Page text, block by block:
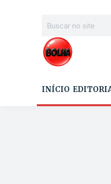
INÍCIO